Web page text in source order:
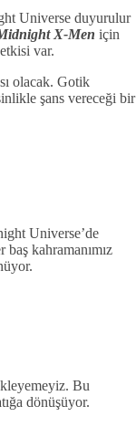
Universe duyurulur
X-Men için
var.
olacak. Gotik
şans vereceği bir
Universe’de
kahramanımız
Bu
dönüşüyor.